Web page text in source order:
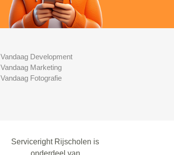
Vandaag Development
Vandaag Marketing
Vandaag Fotografie
Serviceright Rijscholen is
onderdeel van